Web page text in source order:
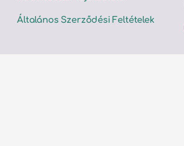
Általános Szerződési Feltételek